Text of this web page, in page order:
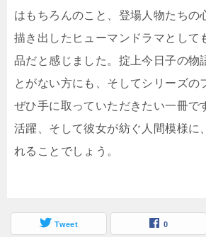
はもちろんのこと、登場人物たちの
描き出したヒューマンドラマとして
品だと感じました。掟上今日子の物
とがない方にも、そしてシリーズの
ぜひ手に取っていただきたい一冊で
活躍、そして彼女が紡ぐ人間模様に
れることでしょう。
Tweet 0